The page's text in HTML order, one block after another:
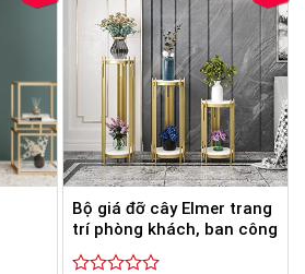
Bộ giá đỡ cây Elmer trang
trí phòng khách, ban công